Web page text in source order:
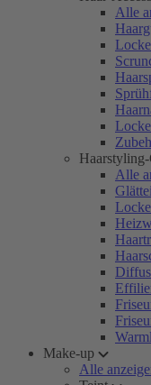
Alle
Alle
Make-up
Alle